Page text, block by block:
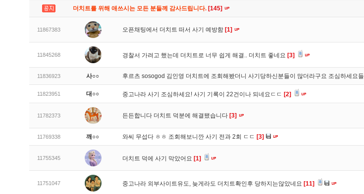
비공개 피해사례
더치트를 위해 애쓰시는 모든 분들께 감사드립니다. [145]
11867383 오픈채팅에서 더치트 떠서 사기 예방함 [1]
11845268 경찰서 가려고 했는데 더치트로 너무 쉽게 해결.. 더치트 좋네요 [3]
11836923 사○○ 후르츠 sosogod 김인영 더치트에 조회해봤더니 사기당하신분들이 많더라구요 조심하세요들
11823951 대○○ 중고나라 사기 조심하세요! 사기 기록이 22건이나 되네요ㄷㄷ [2]
11782373 든든합니다 더치트 덕분에 해결됐습니다 [3]
11769338 깨○○ 와씨 무섭다 ㅎㅎ 조회해보니깐 사기 전과 2회 ㄷㄷ [3]
11755345 더치트 덕에 사기 막았어요 [1]
11751047 중고나라 외부사이트유도, 늦게라도 더치트확인후 당하지는않았네요 [11]